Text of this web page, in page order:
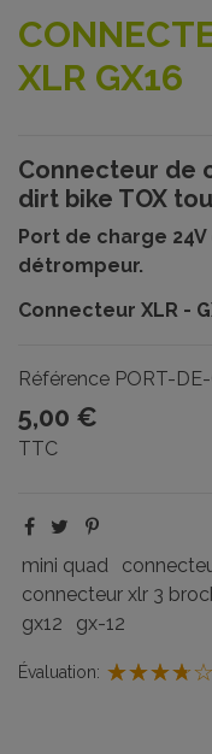
XLR GX16
Connecteur de
dirt bike TOX
Port de charge
détrompeur.
Connecteur XLR -
Référence PORT-
5,00 €
TTC
mini quad
connecteur xlr 3
gx12
gx-12
Évaluation: